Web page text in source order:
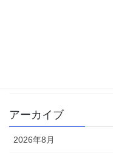
アーカイブ
2026年8月